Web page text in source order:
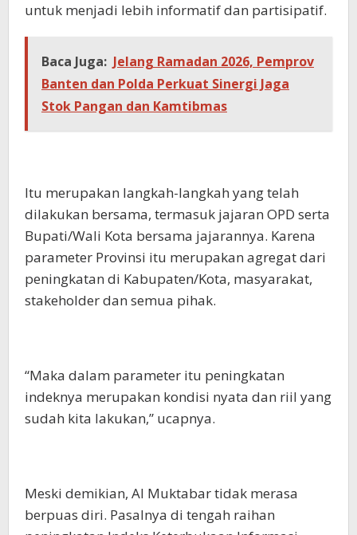
untuk menjadi lebih informatif dan partisipatif.
Baca Juga: Jelang Ramadan 2026, Pemprov
Banten dan Polda Perkuat Sinergi Jaga
Stok Pangan dan Kamtibmas
Itu merupakan langkah-langkah yang telah
dilakukan bersama, termasuk jajaran OPD serta
Bupati/Wali Kota bersama jajarannya. Karena
parameter Provinsi itu merupakan agregat dari
peningkatan di Kabupaten/Kota, masyarakat,
stakeholder dan semua pihak.
“Maka dalam parameter itu peningkatan
indeknya merupakan kondisi nyata dan riil yang
sudah kita lakukan,” ucapnya.
Meski demikian, Al Muktabar tidak merasa
berpuas diri. Pasalnya di tengah raihan